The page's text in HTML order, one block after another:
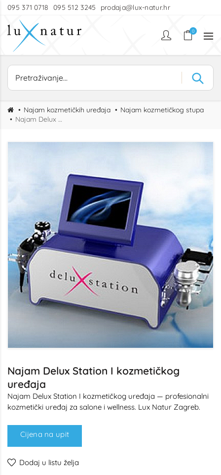
095 371 0718 095 512 3245 prodaja@lux-natur.hr
0
Najam kozmetičkih uređaja
Najam kozmetičkog stupa
Najam Delux Station I kozmetičkog uređaja
Najam Delux Station I kozmetičkog
uređaja
Najam Delux Station I kozmetičkog uređaja — profesionalni
kozmetički uređaj za salone i wellness. Lux Natur Zagreb.
Cijena na upit
Dodaj u listu želja